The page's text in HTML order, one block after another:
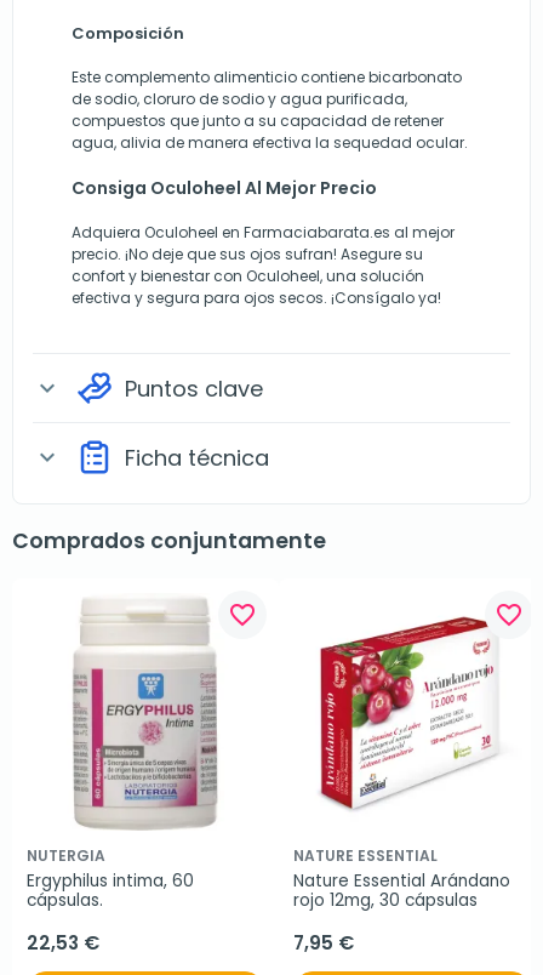
Composición
Este complemento alimenticio contiene bicarbonato
de sodio, cloruro de sodio y agua purificada,
compuestos que junto a su capacidad de retener
agua, alivia de manera efectiva la sequedad ocular.
Consiga Oculoheel Al Mejor Precio
Adquiera Oculoheel en Farmaciabarata.es al mejor
precio. ¡No deje que sus ojos sufran! Asegure su
confort y bienestar con Oculoheel, una solución
efectiva y segura para ojos secos. ¡Consígalo ya!
expand_more Puntos clave
expand_more Ficha técnica
Comprados conjuntamente
favorite_border
NUTERGIA
Ergyphilus intima, 60
cápsulas.
22,53 €
favorite_border
NATURE ESSENTIAL
Nature Essential Arándano
rojo 12mg, 30 cápsulas
7,95 €